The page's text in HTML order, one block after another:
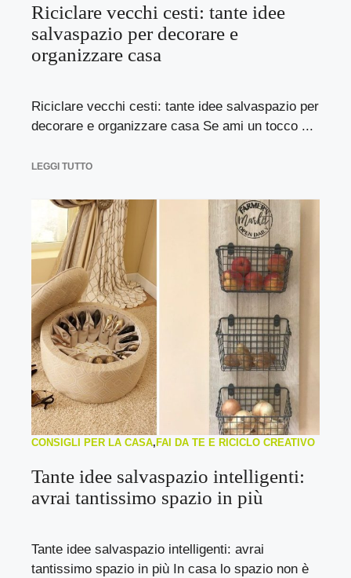
Riciclare vecchi cesti: tante idee
salvaspazio per decorare e
organizzare casa
Riciclare vecchi cesti: tante idee salvaspazio per
decorare e organizzare casa Se ami un tocco ...
LEGGI TUTTO
CONSIGLI PER LA CASA, FAI DA TE E RICICLO CREATIVO
Tante idee salvaspazio intelligenti:
avrai tantissimo spazio in più
Tante idee salvaspazio intelligenti: avrai
tantissimo spazio in più In casa lo spazio non è